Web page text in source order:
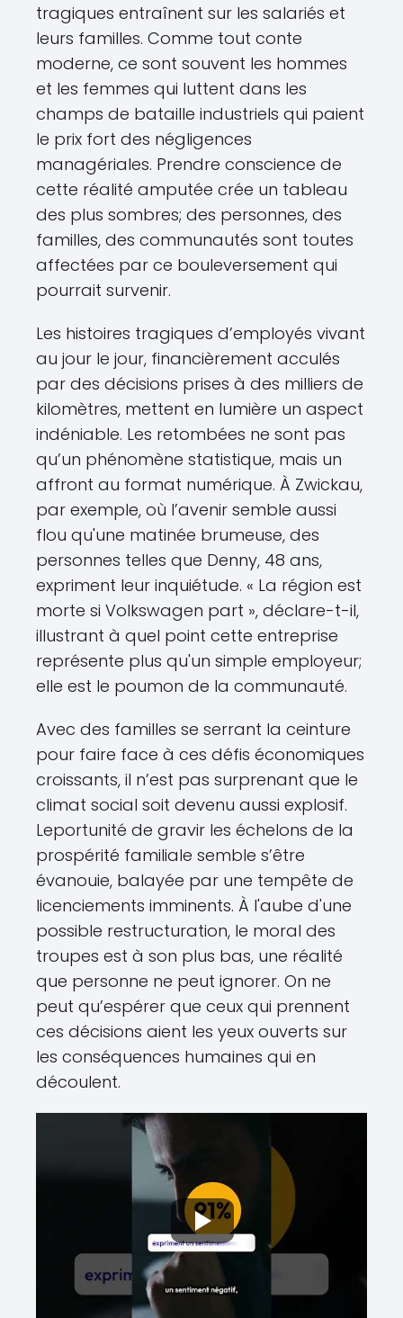
tragiques entraînent sur les salariés et
leurs familles. Comme tout conte
moderne, ce sont souvent les hommes
et les femmes qui luttent dans les
champs de bataille industriels qui paient
le prix fort des négligences
managériales. Prendre conscience de
cette réalité amputée crée un tableau
des plus sombres; des personnes, des
familles, des communautés sont toutes
affectées par ce bouleversement qui
pourrait survenir.
Les histoires tragiques d’employés vivant
au jour le jour, financièrement acculés
par des décisions prises à des milliers de
kilomètres, mettent en lumière un aspect
indéniable. Les retombées ne sont pas
qu’un phénomène statistique, mais un
affront au format numérique. À Zwickau,
par exemple, où l’avenir semble aussi
flou qu'une matinée brumeuse, des
personnes telles que Denny, 48 ans,
expriment leur inquiétude. « La région est
morte si Volkswagen part », déclare-t-il,
illustrant à quel point cette entreprise
représente plus qu'un simple employeur;
elle est le poumon de la communauté.
Avec des familles se serrant la ceinture
pour faire face à ces défis économiques
croissants, il n’est pas surprenant que le
climat social soit devenu aussi explosif.
Leportunité de gravir les échelons de la
prospérité familiale semble s’être
évanouie, balayée par une tempête de
licenciements imminents. À l'aube d'une
possible restructuration, le moral des
troupes est à son plus bas, une réalité
que personne ne peut ignorer. On ne
peut qu’espérer que ceux qui prennent
ces décisions aient les yeux ouverts sur
les conséquences humaines qui en
découlent.